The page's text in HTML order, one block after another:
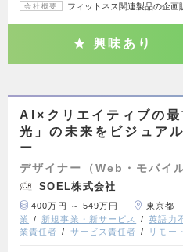
会社概要 フィットネス関連製品の企画
興味あり
AI×クリエイティブの
光」の未来をビジュア
ー
デザイナー（Web・モバイ
SOEL株式会社
400万円 ～ 549万円 東京都
業
新規事業・新サービス 英語力
業責任者
サービス責任者 リモー